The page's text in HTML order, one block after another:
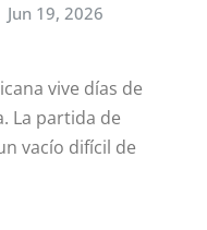
Jun 19, 2026
vive días de
La partida de
vacío difícil de